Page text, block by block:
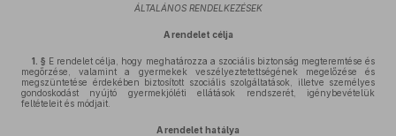
ÁLTALÁNOS RENDELKEZÉSEK
A rendelet célja
1. § E rendelet célja, hogy meghatározza a szociális biztonság megteremtése és
megőrzése, valamint a gyermekek veszélyeztetettségének megelőzése és
megszüntetése érdekében biztosított szociális szolgáltatások, illetve személyes
gondoskodást nyújtó gyermekjóléti ellátások rendszerét, igénybevételük
feltételeit és módjait.
A rendelet hatálya